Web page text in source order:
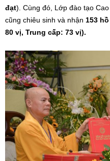
đạt). Cùng đó, Lớp đào tạo
cũng chiêu sinh và nhận 153
80 vị, Trung cấp: 73 vị).